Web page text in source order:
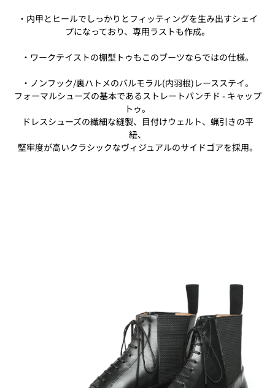
・ 内甲とヒールでしっかりとフィッティングを生み出すシェイ
プになっており、専用ラストも作成。
・ワークテイストの棚型トゥもこのブーツならではの仕様。
・ノンフック/裏ハトメのバルモラル(内羽根)レースステイ。
フォーマルシューズの基本であるストレートパンチド - キャップ
トゥ。
ドレスシューズの繊細な縫製、目付けウェルト、 蝋引きの平
紐、
堅牢度が高いクラシックなヴィジュアルのサイドゴアを採用。